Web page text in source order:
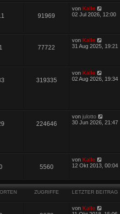
91969
vonKalle
02 Jul 2026, 12:00
1 77722
vonKalle
31 Aug 2025, 19:21
319335
vonKalle
02 Aug 2026, 19:34
224646
vonjulotto
30 Jun 2026, 21:47
5560
von Kalle
12 Okt 2013, 00:04
ZUGRIFFE LETZTER BEITRAG
vonKalle